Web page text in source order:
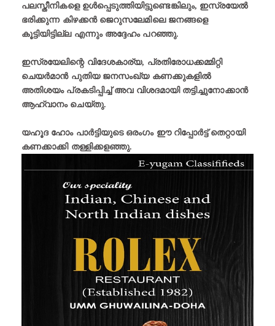
പലസ്തീനികളെ ഉള്‍പ്പെടുത്തിയിട്ടുണ്ടെങ്കിലും, ഇസ്രയേൽ
ഭരിക്കുന്ന കിഴക്കൻ ജെറുസലേമിലെ ജനങ്ങളെ
കൂട്ടിയിട്ടില്ല എന്നും അദ്ദേഹം പറഞ്ഞു.
ഇസ്രയേലിന്റെ വിദേശകാര്യ, പ്രതിരോധക്കമ്മിറ്റി
ചെയർമാൻ പുതിയ ജനസംഖ്യ കണക്കുകളില്‍
അതിശയം പ്രകടിപ്പിച്ച് അവ വിശദമായി തട്ടിച്ചുനോക്കാൻ
ആഹ്വാനം ചെയ്തു.
യഹൂദ ഹോം പാര്‍ട്ടിയുടെ ഒരംഗം ഈ റിപ്പോർട്ട് തെറ്റായി
കണക്കാക്കി തള്ളിക്കളഞ്ഞു.